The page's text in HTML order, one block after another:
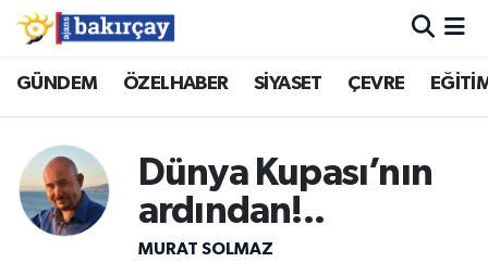
GÜNDEM ÖZELHABER SİYASET ÇEVRE
Dünya Kupası’nın
ardından!..
MURAT SOLMAZ
İzmir Nöbetçi Eczaneler
İzmir Namaz Vakitleri
İzmir Trafik Yoğunluk Haritası